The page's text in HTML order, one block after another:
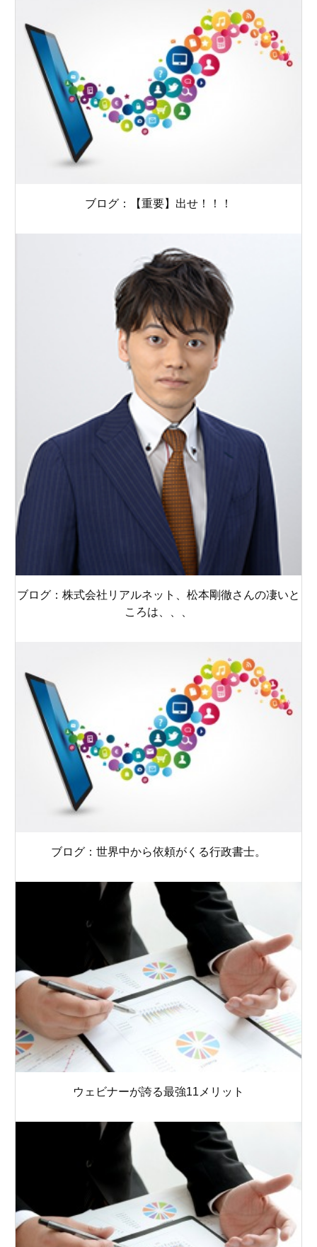
ブログ：【重要】出せ！！！
ブログ：株式会社リアルネット、松本剛徹さんの凄いと
ころは、、、
ブログ：世界中から依頼がくる行政書士。
ウェビナーが誇る最強11メリット